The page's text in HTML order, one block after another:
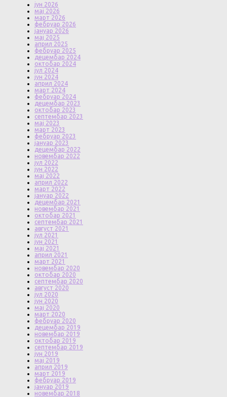
јун 2026
мај 2026
март 2026
фебруар 2026
јануар 2026
мај 2025
април 2025
фебруар 2025
децембар 2024
октобар 2024
јул 2024
јун 2024
април 2024
март 2024
фебруар 2024
децембар 2023
октобар 2023
септембар 2023
мај 2023
март 2023
фебруар 2023
јануар 2023
децембар 2022
новембар 2022
јул 2022
јун 2022
мај 2022
април 2022
март 2022
јануар 2022
децембар 2021
новембар 2021
октобар 2021
септембар 2021
август 2021
јул 2021
јун 2021
мај 2021
април 2021
март 2021
новембар 2020
октобар 2020
септембар 2020
август 2020
јул 2020
јун 2020
мај 2020
март 2020
фебруар 2020
децембар 2019
новембар 2019
октобар 2019
септембар 2019
јун 2019
мај 2019
април 2019
март 2019
фебруар 2019
јануар 2019
новембар 2018